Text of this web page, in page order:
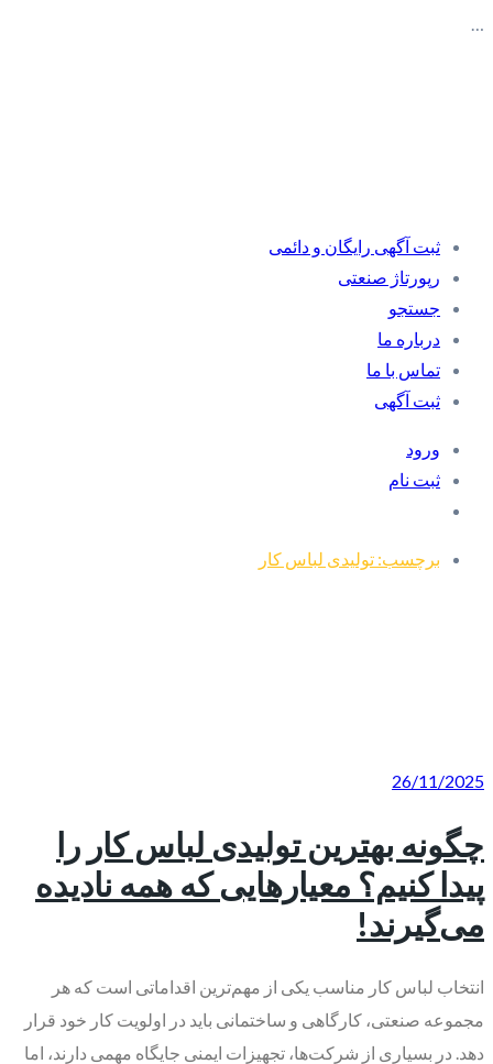
…
ثبت آگهی رایگان و دائمی
رپورتاژ صنعتی
جستجو
درباره ما
تماس با ما
ثبت آگهی
ورود
ثبت نام
برچسب: تولیدی لباس کار
26/11/2025
چگونه بهترین تولیدی لباس کار را
پیدا کنیم؟ معیارهایی که همه نادیده
می‌گیرند!
انتخاب لباس کار مناسب یکی از مهم‌ترین اقداماتی است که هر
مجموعه صنعتی، کارگاهی و ساختمانی باید در اولویت کار خود قرار
دهد. در بسیاری از شرکت‌ها، تجهیزات ایمنی جایگاه مهمی دارند، اما